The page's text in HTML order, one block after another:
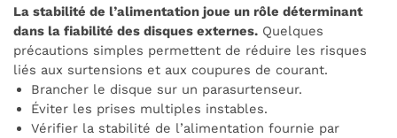
La stabilité de l’alimentation joue un rôle déterminant
dans la fiabilité des disques externes. Quelques
précautions simples permettent de réduire les risques
liés aux surtensions et aux coupures de courant.
Brancher le disque sur un parasurtenseur.
Éviter les prises multiples instables.
Vérifier la stabilité de l’alimentation fournie par